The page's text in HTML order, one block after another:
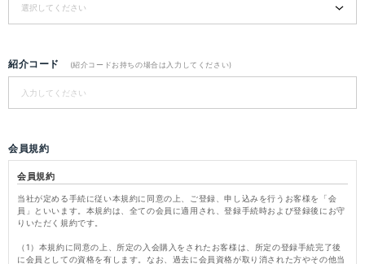
紹介コード (紹介コードお持ちの場合は入力してください)
会員規約
会員規約
当社が定める手続に従い本規約に同意の上、ご登録、申し込みを行うお客様を「会
員」といいます。本規約は、全ての会員に適用され、登録手続時および登録後にお守
りいただく規約です。
（1）本規約に同意の上、所定の入会購入をされたお客様は、所定の登録手続完了後
に会員としての資格を有します。なお、過去に会員資格が取り消された方やその他当